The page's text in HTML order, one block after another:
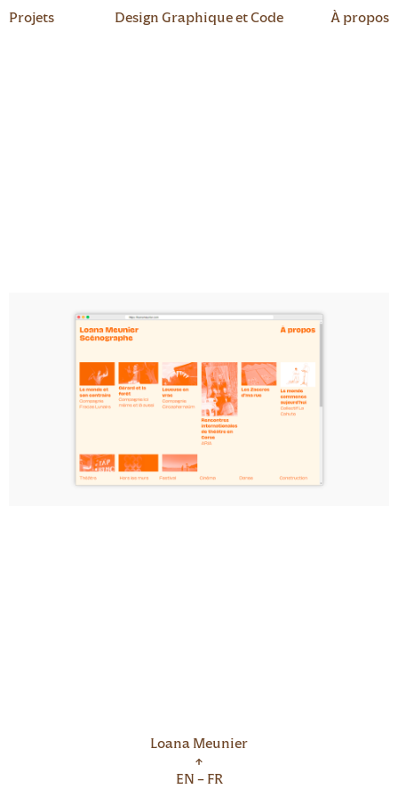
Projets Design Graphique et Code À propos
Loana Meunier
↑
EN
FR